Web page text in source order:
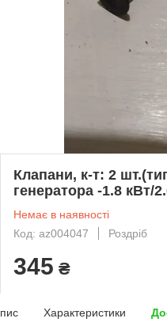
Клапани, к-т: 2
генератора -1.8 кВт/
Немає в наявності
Код: az004047
Роздріб
345 ₴
Характеристики